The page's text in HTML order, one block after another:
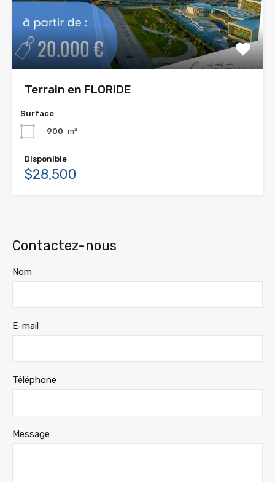
Terrain en FLORIDE
Surface
900 m²
Disponible
$28,500
Contactez-nous
Nom
E-mail
Téléphone
Message